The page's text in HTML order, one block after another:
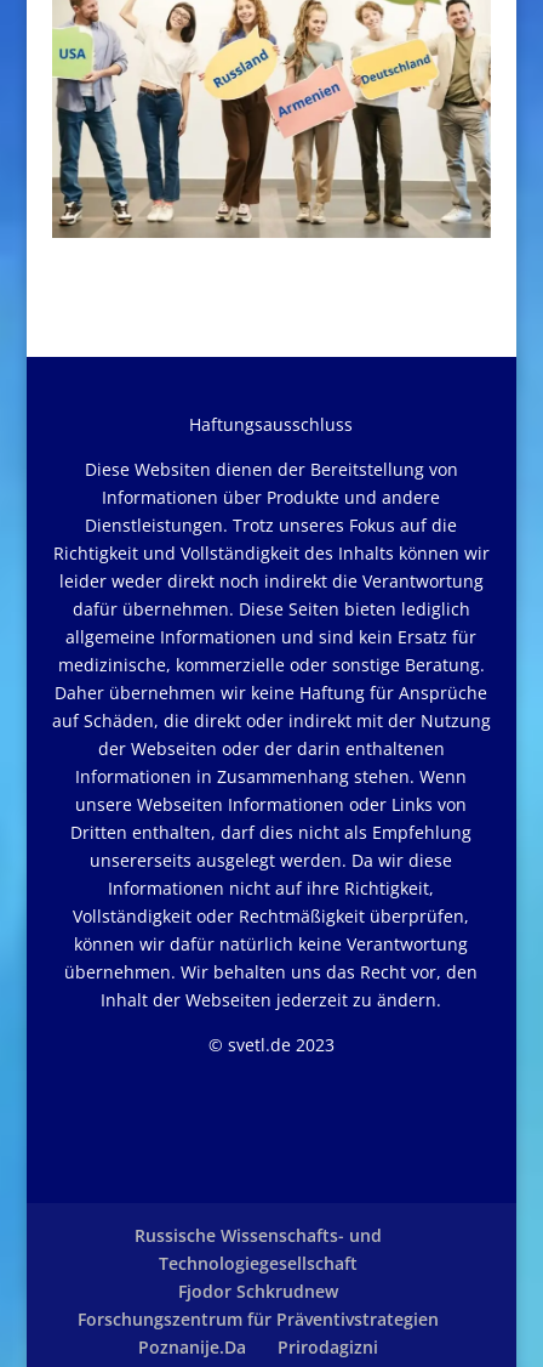
Haftungsausschluss
Diese Websiten dienen der Bereitstellung von
Informationen über Produkte und andere
Dienstleistungen. Trotz unseres Fokus auf die
Richtigkeit und Vollständigkeit des Inhalts können wir
leider weder direkt noch indirekt die Verantwortung
dafür übernehmen. Diese Seiten bieten lediglich
allgemeine Informationen und sind kein Ersatz für
medizinische, kommerzielle oder sonstige Beratung.
Daher übernehmen wir keine Haftung für Ansprüche
auf Schäden, die direkt oder indirekt mit der Nutzung
der Webseiten oder der darin enthaltenen
Informationen in Zusammenhang stehen. Wenn
unsere Webseiten Informationen oder Links von
Dritten enthalten, darf dies nicht als Empfehlung
unsererseits ausgelegt werden. Da wir diese
Informationen nicht auf ihre Richtigkeit,
Vollständigkeit oder Rechtmäßigkeit überprüfen,
können wir dafür natürlich keine Verantwortung
übernehmen. Wir behalten uns das Recht vor, den
Inhalt der Webseiten jederzeit zu ändern.
© svetl.de 2023
Russische Wissenschafts- und
Technologiegesellschaft
Fjodor Schkrudnew
Forschungszentrum für Präventivstrategien
Poznanije.Da
Prirodagizni